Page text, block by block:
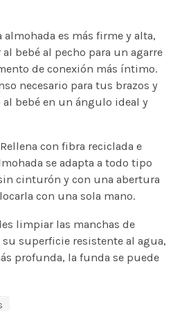
almohada es más firme y alta,
bebé al pecho para un agarre
de conexión más íntimo.
necesario para tus brazos y
bebé en un ángulo ideal y
Rellena con fibra reciclada e
se adapta a todo tipo
cinturón y con una abertura
con una sola mano.
limpiar las manchas de
superficie resistente al agua,
profunda, la funda se puede